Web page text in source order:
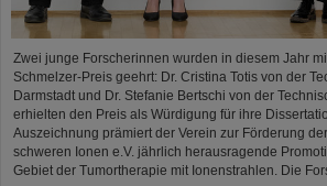
Zwei junge Forscherinnen wurden in diesem Jahr
Schmelzer-Preis geehrt: Dr. Cristina Totis von der
Darmstadt und Dr. Stefanie Bertschi von der
erhielten den Preis als Würdigung für ihre
Auszeichnung prämiert der Verein zur Förderung
schweren Ionen e.V. jährlich herausragende
Gebiet der Tumortherapie mit Ionenstrahlen. Die